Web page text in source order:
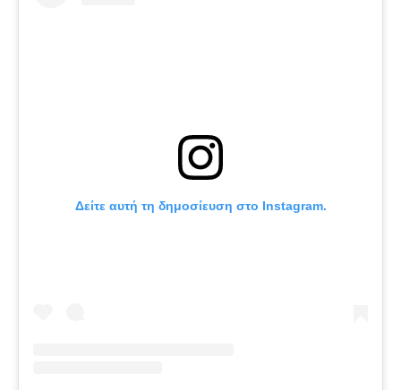
Δείτε αυτή τη δημοσίευση στο Instagram.